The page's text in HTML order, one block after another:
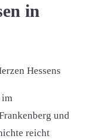
in
Hessens
im
und
reicht